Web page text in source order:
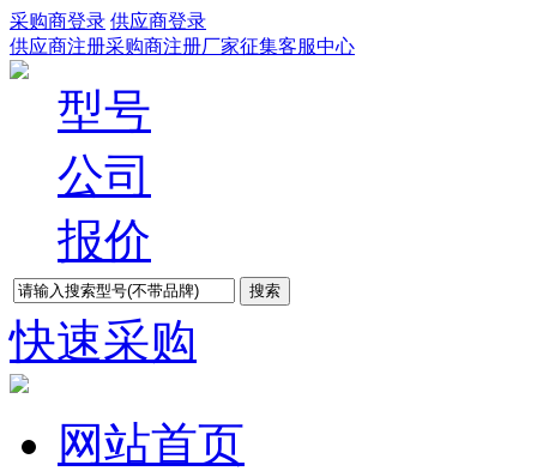
采购商登录 供应商登录
供应商注册采购商注册厂家征集客服中心
型号
公司
报价
快速采购
网站首页